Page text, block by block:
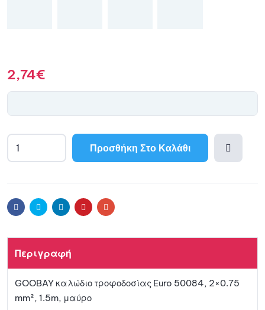
2,74€
Προσθήκη Στο Καλάθι
αγαπη
FacebookTwitter LinkedinPinterestEmail
Περιγραφή
GOOBAY καλώδιο τροφοδοσίας Euro 50084, 2×0.75
mm², 1.5m, μαύρο